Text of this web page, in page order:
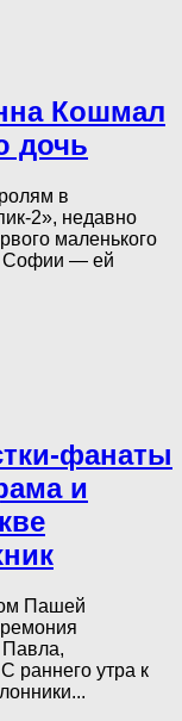
Кошмал
дочь
в
2», недавно
маленького
Софии — ей
фанаты
и
Пашей
Павла,
раннего утра к